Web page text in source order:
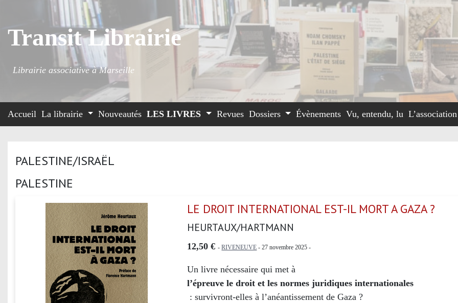
Transit Librairie
Librairie associative à Marseille
Accueil La librairie Nouveautés LES LIVRES Revues Dossiers Évènements Vu, entendu, lu L’association
PALESTINE/ISRAËL
PALESTINE
LE DROIT INTERNATIONAL EST-IL MORT A GAZA ?
HEURTAUX/HARTMANN
12,50 € -RIVENEUVE - 27 novembre 2025 -
Un livre nécessaire qui met à
l’épreuve le droit et les normes juridiques internationales
: survivront-elles à l’anéantissement de Gaza ?